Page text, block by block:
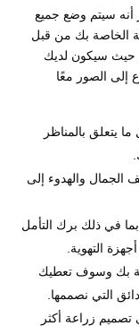
سيتم وضع جميع
الخاصة بك من قبل
حيث سيكون لديك
إلى الصور معًا
يتعلق بالمناظر
الجمال والهدوء إلى
بما في ذلك برك التأمل
التهوية.
بك وسوف تعطيك
التي نصممها.
زراعة أكثر